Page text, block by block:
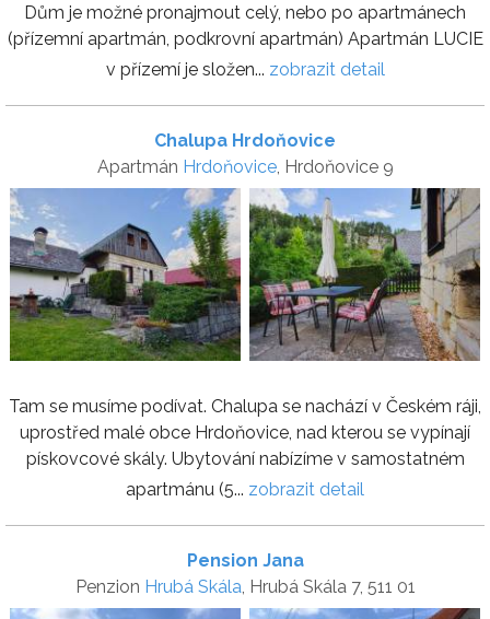
Dům je možné pronajmout celý, nebo po apartmánech
(přízemní apartmán, podkrovní apartmán) Apartmán LUCIE
v přízemí je složen... zobrazit detail
Chalupa Hrdoňovice
Apartmán Hrdoňovice, Hrdoňovice 9
Tam se musíme podívat. Chalupa se nachází v Českém ráji,
uprostřed malé obce Hrdoňovice, nad kterou se vypínají
pískovcové skály. Ubytování nabízíme v samostatném
apartmánu (5... zobrazit detail
Pension Jana
Penzion Hrubá Skála, Hrubá Skála 7, 511 01